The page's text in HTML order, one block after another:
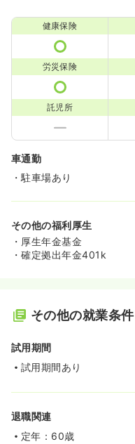
健康保険
労災保険
託児所
車通勤
・駐車場あり
その他の福利厚生
・厚生年金基金
・確定拠出年金401k
その他の就業条件
試用期間
試用期間あり
退職関連
定年：60歳